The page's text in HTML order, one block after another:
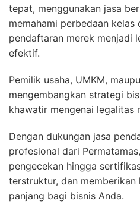
tepat, menggunakan jasa
memahami perbedaan kelas
pendaftaran merek menjadi
efektif.
Pemilik usaha, UMKM,
mengembangkan strategi
khawatir mengenai legalitas
Dengan dukungan jasa
profesional dari
pengecekan hingga
terstruktur, dan memberikan
panjang bagi bisnis Anda.